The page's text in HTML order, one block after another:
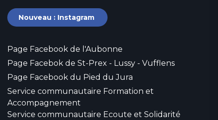
Nouveau : Instagram
Page Facebook de l'Aubonne
Page Facebok de St-Prex - Lussy - Vufflens
Page Facebook du Pied du Jura
Service communautaire Formation et
Accompagnement
Service communautaire Ecoute et Solidarité